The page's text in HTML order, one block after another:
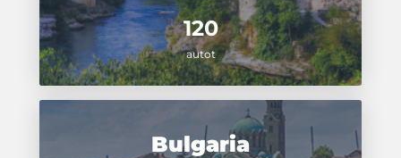
120
autot
Bulgaria